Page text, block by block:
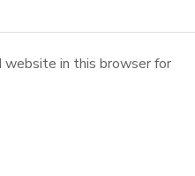
website in this browser for